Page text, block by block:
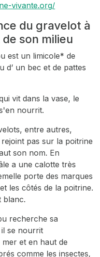
vivante.org/
du gravelot à
son milieu
est un limicole* de
d’ un bec et de pattes
vit dans la vase, le
nourrit.
entre autres,
pas sur la poitrine
son nom. En
a une calotte très
porte des marques
les côtés de la poitrine.
blanc.
recherche sa
se nourrit
et en haut de
comme les insectes,